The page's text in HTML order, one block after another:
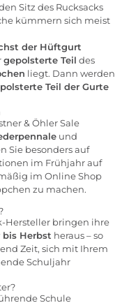
Sitz des Rucksacks
kümmern sich meist
der Hüftgurt
gepolsterte Teil des
liegt. Dann werden
Teil der Gurte
& Öhler Sale
und
Sie besonders auf
im Frühjahr auf
im Online Shop
zu machen.
Hersteller bringen ihre
bis Herbst heraus – so
Zeit, sich mit Ihrem
Schuljahr
Schule